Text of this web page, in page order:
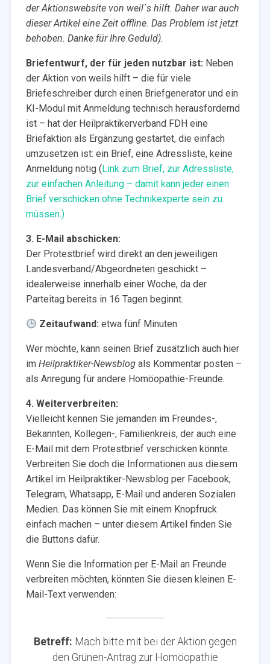
der Aktionswebsite von weil´s hilft. Daher war auch
dieser Artikel eine Zeit offline. Das Problem ist jetzt
behoben. Danke für Ihre Geduld).
Briefentwurf, der für jeden nutzbar ist: Neben
der Aktion von weils hilft – die für viele
Briefeschreiber durch einen Briefgenerator und ein
KI-Modul mit Anmeldung technisch herausfordernd
ist – hat der Heilpraktikerverband FDH eine
Briefaktion als Ergänzung gestartet, die einfach
umzusetzen ist: ein Brief, eine Adressliste, keine
Anmeldung nötig (Link zum Brief, zur Adressliste,
zur einfachen Anleitung – damit kann jeder einen
Brief verschicken ohne Technikexperte sein zu
müssen.)
3. E-Mail abschicken:
Der Protestbrief wird direkt an den jeweiligen
Landesverband/Abgeordneten geschickt –
idealerweise innerhalb einer Woche, da der
Parteitag bereits in 16 Tagen beginnt.
Zeitaufwand: etwa fünf Minuten
Wer möchte, kann seinen Brief zusätzlich auch hier
im Heilpraktiker-Newsblogals Kommentar posten –
als Anregung für andere Homöopathie-Freunde.
4. Weiterverbreiten:
Vielleicht kennen Sie jemanden im Freundes-,
Bekannten, Kollegen-, Familienkreis, der auch eine
E-Mail mit dem Protestbrief verschicken könnte.
Verbreiten Sie doch die Informationen aus diesem
Artikel im Heilpraktiker-Newsblog per Facebook,
Telegram, Whatsapp, E-Mail und anderen Sozialen
Medien. Das können Sie mit einem Knopfruck
einfach machen – unter diesem Artikel finden Sie
die Buttons dafür.
Wenn Sie die Information per E-Mail an Freunde
verbreiten möchten, könnten Sie diesen kleinen E-
Mail-Text verwenden:
Betreff: Mach bitte mit bei der Aktion gegen
den Grünen-Antrag zur Homöopathie